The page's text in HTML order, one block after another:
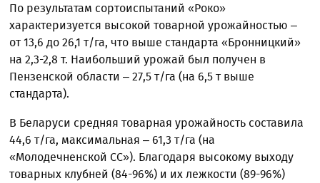
По результатам сортоиспытаний «Роко»
характеризуется высокой товарной урожайностью –
от 13,6 до 26,1 т/га, что выше стандарта «Бронницкий»
на 2,3-2,8 т. Наибольший урожай был получен в
Пензенской области – 27,5 т/га (на 6,5 т выше
стандарта).
В Беларуси средняя товарная урожайность составила
44,6 т/га, максимальная – 61,3 т/га (на
«Молодечненской СС»). Благодаря высокому выходу
товарных клубней (84-96%) и их лежкости (89-96%)